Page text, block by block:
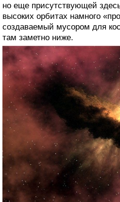
но еще присутствующей
высоких орбитах намного
создаваемый мусором для
там заметно ниже.